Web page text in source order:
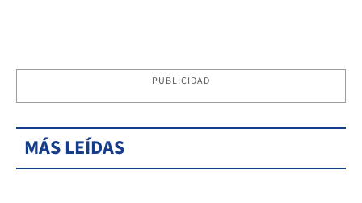
PUBLICIDAD
MÁS LEÍDAS